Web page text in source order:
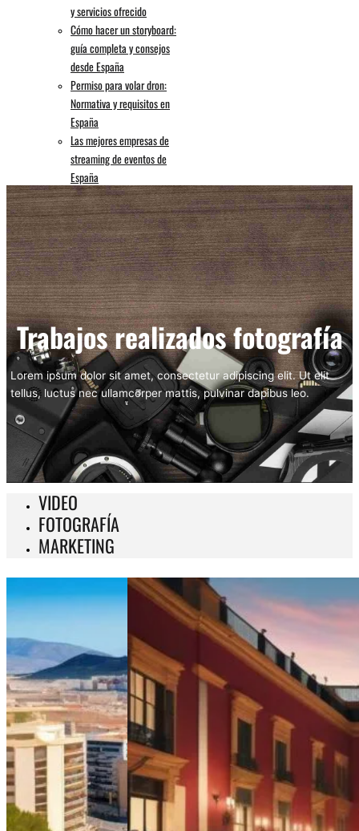
y servicios ofrecido
Cómo hacer un storyboard:
guía completa y consejos
desde España
Permiso para volar dron:
Normativa y requisitos en
España
Las mejores empresas de
streaming de eventos de
España
Empresas audiovisuales
Madrid: Líderes en el sector
audiovisual en la capital
Las mejores empresas de
drones y pilotos de España
LOS MEJORES ANUNCIOS
PUBLICITARIOS DE LA
HISTORIA
Trabajos realizados fotografía
Lorem ipsum dolor sit amet, consectetur adipiscing elit. Ut elit
tellus, luctus nec ullamcorper mattis, pulvinar dapibus leo.
VIDEO
FOTOGRAFÍA
MARKETING